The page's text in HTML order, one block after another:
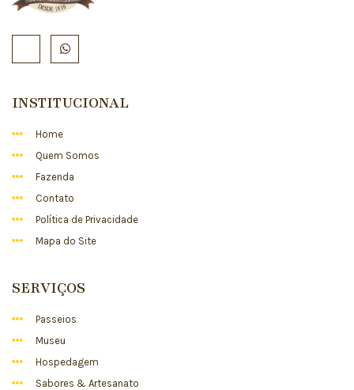
INSTITUCIONAL
Home
Quem Somos
Fazenda
Contato
Política de Privacidade
Mapa do Site
SERVIÇOS
Passeios
Museu
Hospedagem
Sabores & Artesanato